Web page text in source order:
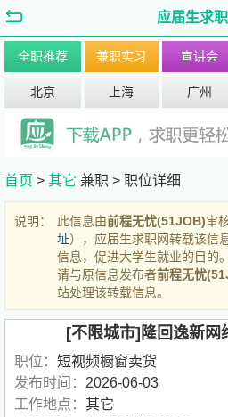
应届生求
全职推荐 兼职实习 宣讲会
北京 上海 广州
首页 > 其它 兼职 > 职位详细
说明： 此信息由前程无忧(51JOB)审
址），应届生求职网转载该信
信息，促进大学生就业的目的
请与原信息发布者前程无忧
站处理该转载信息。
[不限城市]隆回逸新网
职位： 短视频橱窗卖货
发布时间： 2026-06-03
工作地点： 其它